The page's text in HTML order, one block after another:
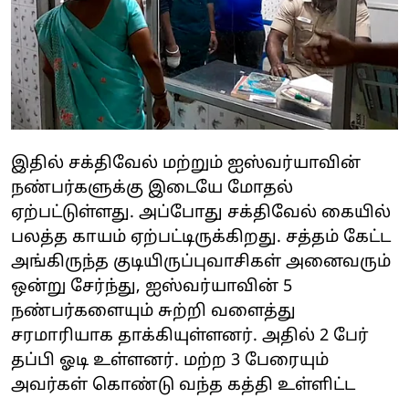
இதில் சக்திவேல் மற்றும் ஐஸ்வர்யாவின்
நண்பர்களுக்கு இடையே மோதல்
ஏற்பட்டுள்ளது. அப்போது சக்திவேல் கையில்
பலத்த காயம் ஏற்பட்டிருக்கிறது. சத்தம் கேட்ட
அங்கிருந்த குடியிருப்புவாசிகள் அனைவரும்
ஒன்று சேர்ந்து, ஐஸ்வர்யாவின் 5
நண்பர்களையும் சுற்றி வளைத்து
சரமாரியாக தாக்கியுள்ளனர். அதில் 2 பேர்
தப்பி ஓடி உள்ளனர். மற்ற 3 பேரையும்
அவர்கள் கொண்டு வந்த கத்தி உள்ளிட்ட